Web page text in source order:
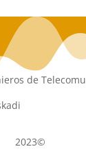
de
2023©